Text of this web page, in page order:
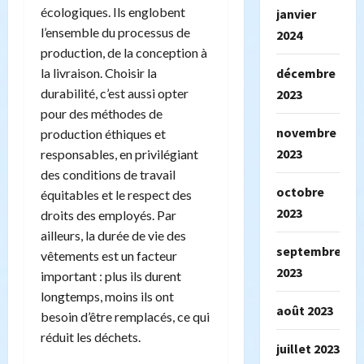
écologiques. Ils englobent
l’ensemble du processus de
production, de la conception à
la livraison. Choisir la
durabilité, c’est aussi opter
pour des méthodes de
production éthiques et
responsables, en privilégiant
des conditions de travail
équitables et le respect des
droits des employés. Par
ailleurs, la durée de vie des
vêtements est un facteur
important : plus ils durent
longtemps, moins ils ont
besoin d’être remplacés, ce qui
réduit les déchets.
janvier
2024
décembre
2023
novembre
2023
octobre
2023
septembre
2023
août 2023
juillet 2023